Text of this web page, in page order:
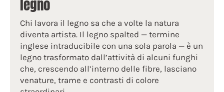
legno
Chi lavora il legno sa che a volte la natura
diventa artista. Il legno spalted — termine
inglese intraducibile con una sola parola — è un
legno trasformato dall’attività di alcuni funghi
che, crescendo all’interno delle fibre, lasciano
venature, trame e contrasti di colore